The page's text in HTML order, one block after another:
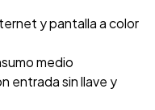
y pantalla a color
medio
entrada sin llave y